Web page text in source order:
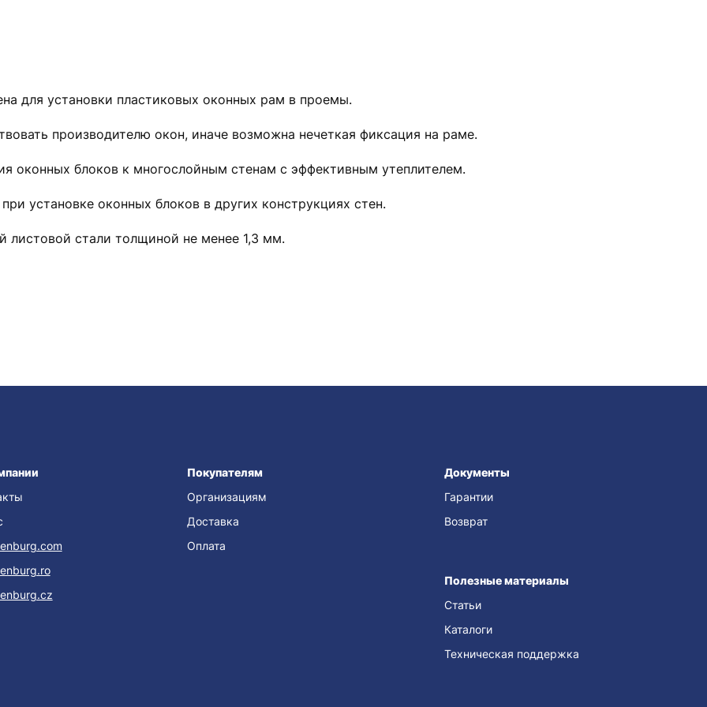
для установки пластиковых оконных рам в проемы.
производителю окон, иначе возможна нечеткая фиксация на раме.
оконных блоков к многослойным стенам с эффективным утеплителем.
установке оконных блоков в других конструкциях стен.
листовой стали толщиной не менее 1,3 мм.
Покупателям
Организациям
Доставка
Оплата
Документы
Гарантии
Возврат
Полезные материалы
Статьи
Каталоги
Техническая поддержка